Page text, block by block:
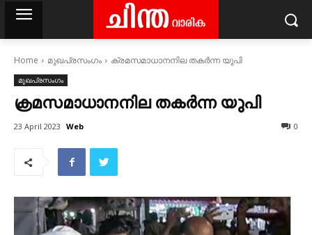
Home മുഖപ്രസംഗം ക്രമസമാധാനനില തകർന്ന യുപി
മുഖപ്രസംഗം
ക്രമസമാധാനനില തകർന്ന യുപി
23 April 2023 Web 0